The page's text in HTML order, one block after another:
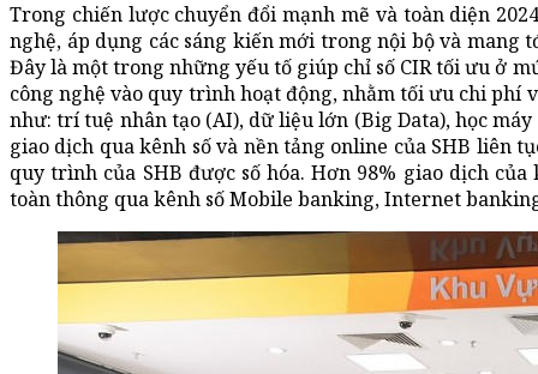
Trong chiến lược chuyển đổi mạnh mẽ và toàn diện
nghệ, áp dụng các sáng kiến mới trong nội bộ và mang
Đây là một trong những yếu tố giúp chỉ số CIR tối ưu ở
công nghệ vào quy trình hoạt động, nhằm tối ưu chi phí
như: trí tuệ nhân tạo (AI), dữ liệu lớn (Big Data), học
giao dịch qua kênh số và nền tảng online của SHB liên
quy trình của SHB được số hóa. Hơn 98% giao dịch
toàn thông qua kênh số Mobile banking, Internet